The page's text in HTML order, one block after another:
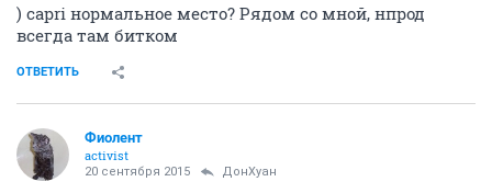
) capri нормальное место? Рядом со мной, нпрод
всегда там битком
ОТВЕТИТЬ
Фиолент
activist
20 сентября 2015 ДонХуан